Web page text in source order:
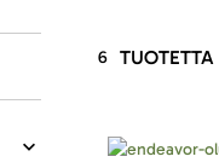
6 TUOTETTA